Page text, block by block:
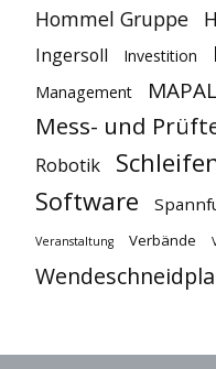
Hommel Gruppe
Ingersoll Investition
Management
MAPAL
Mess- und
Robotik
Software
Veranstaltung Verbände